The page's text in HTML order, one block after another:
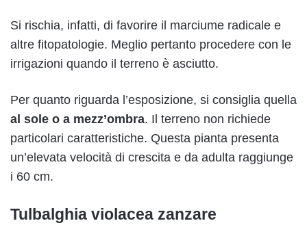
Si rischia, infatti, di favorire il marciume radicale e
altre fitopatologie. Meglio pertanto procedere con le
irrigazioni quando il terreno è asciutto.
Per quanto riguarda l’esposizione, si consiglia quella
al sole o a mezz’ombra. Il terreno non richiede
particolari caratteristiche. Questa pianta presenta
un’elevata velocità di crescita e da adulta raggiunge
i 60 cm.
Tulbalghia violacea zanzare